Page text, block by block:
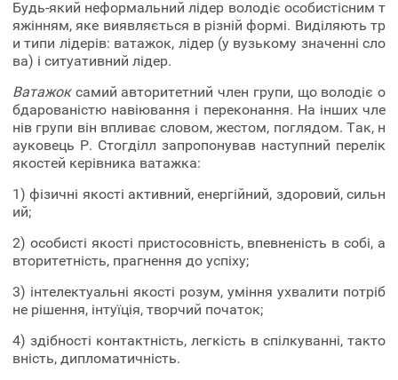
Будь-який неформальний лідер володіє особистісним т
яжінням, яке виявляється в різній формі. Виділяють тр
и типи лідерів: ватажок, лідер (у вузькому значенні сло
ва) і ситуативний лідер.
Ватажок самий авторитетний член групи, що володіє о
бдарованістю навіювання і переконання. На інших чле
нів групи він впливає словом, жестом, поглядом. Так, н
ауковець Р. Стогділл запропонував наступний перелік
якостей керівника ватажка:
1) фізичні якості активний, енергійний, здоровий, сильн
ий;
2) особисті якості пристосовність, впевненість в собі, а
вторитетність, прагнення до успіху;
3) інтелектуальні якості розум, уміння ухвалити потріб
не рішення, інтуїція, творчий початок;
4) здібності контактність, легкість в спілкуванні, такто
вність, дипломатичність.